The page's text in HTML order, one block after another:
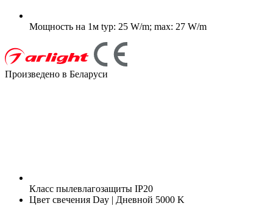
Мощность на 1м typ: 25 W/m; max: 27 W/m
Произведено в Беларуси
Класс пылевлагозащиты IP20
Цвет свечения Day | Дневной 5000 K